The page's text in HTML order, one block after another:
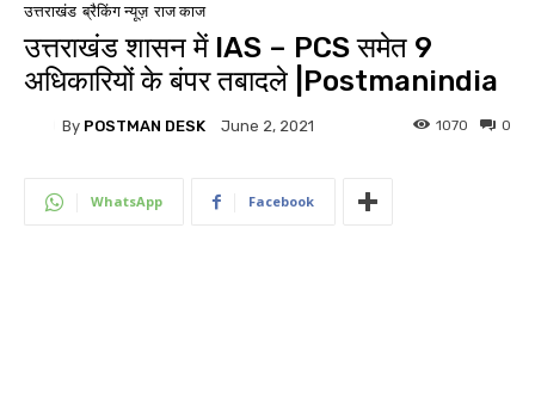
उत्तराखंड ब्रैकिंग न्यूज़ राज काज
उत्तराखंड शासन में IAS – PCS समेत 9
अधिकारियों के बंपर तबादले |Postmanindia
By POSTMAN DESK June 2, 2021 0
1070
WhatsApp Facebook